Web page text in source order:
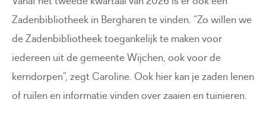
Zadenbibliotheek in Bergharen te vinden. “Zo willen we
de Zadenbibliotheek toegankelijk te maken voor
iedereen uit de gemeente Wijchen, ook voor de
kerndorpen”, zegt Caroline. Ook hier kan je zaden lenen
of ruilen en informatie vinden over zaaien en tuinieren.